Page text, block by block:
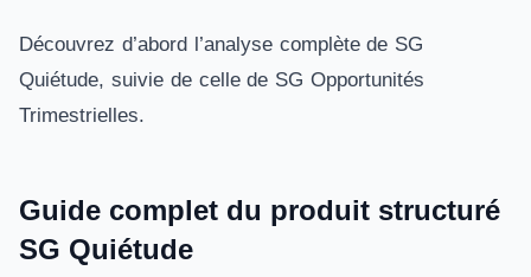
Découvrez d’abord l’analyse complète de SG
Quiétude, suivie de celle de SG Opportunités
Trimestrielles.
Guide complet du produit structuré
SG Quiétude